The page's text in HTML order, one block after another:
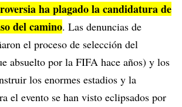
ha plagado la candidatura de
del camino. Las denuncias de
el proceso de selección del
absuelto por la FIFA hace años) y los
los enormes estadios y la
el evento se han visto eclipsados por